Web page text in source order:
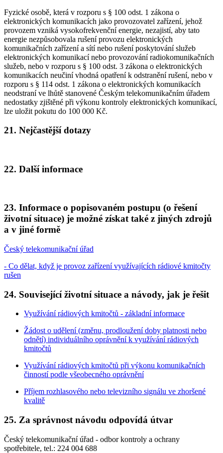
Fyzické osobě, která v rozporu s § 100 odst. 1 zákona o
elektronických komunikacích jako provozovatel zařízení, jehož
provozem vzniká vysokofrekvenční energie, nezajistí, aby tato
energie nezpůsobovala rušení provozu elektronických
komunikačních zařízení a sítí nebo rušení poskytování služeb
elektronických komunikací nebo provozování radiokomunikačních
služeb, nebo v rozporu s § 100 odst. 3 zákona o elektronických
komunikacích neučiní vhodná opatření k odstranění rušení, nebo v
rozporu s § 114 odst. 1 zákona o elektronických komunikacích
neodstraní ve lhůtě stanovené Českým telekomunikačním úřadem
nedostatky zjištěné při výkonu kontroly elektronických komunikací,
lze uložit pokutu do 100 000 Kč.
21. Nejčastější dotazy
22. Další informace
23. Informace o popisovaném postupu (o řešení
životní situace) je možné získat také z jiných zdrojů
a v jiné formě
Český telekomunikační úřad
- Co dělat, když je provoz zařízení využívajících rádiové kmitočty
rušen
24. Související životní situace a návody, jak je řešit
Využívání rádiových kmitočtů - základní informace
Žádost o udělení (změnu, prodloužení doby platnosti nebo
odnětí) individuálního oprávnění k využívání rádiových
kmitočtů
Využívání rádiových kmitočtů při výkonu komunikačních
činností podle všeobecného oprávnění
Příjem rozhlasového nebo televizního signálu ve zhoršené
kvalitě
25. Za správnost návodu odpovídá útvar
Český telekomunikační úřad - odbor kontroly a ochrany
spotřebitele, tel.: 224 004 688